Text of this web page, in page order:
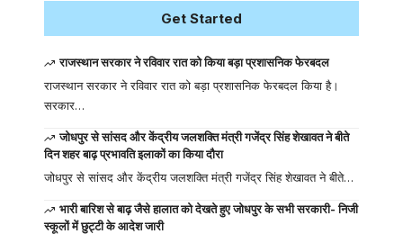
Get Started
राजस्थान सरकार ने रविवार रात को किया बड़ा प्रशासनिक फेरबदल
राजस्थान सरकार ने रविवार रात को बड़ा प्रशासनिक फेरबदल किया है।
सरकार…
जोधपुर से सांसद और केंद्रीय जलशक्ति मंत्री गजेंद्र सिंह शेखावत ने बीते
दिन शहर बाढ़ प्रभावति इलाकों का किया दौरा
जोधपुर से सांसद और केंद्रीय जलशक्ति मंत्री गजेंद्र सिंह शेखावत ने बीते…
भारी बारिश से बाढ़ जैसे हालात को देखते हुए जोधपुर के सभी सरकारी- निजी
स्कूलों में छुट्टी के आदेश जारी